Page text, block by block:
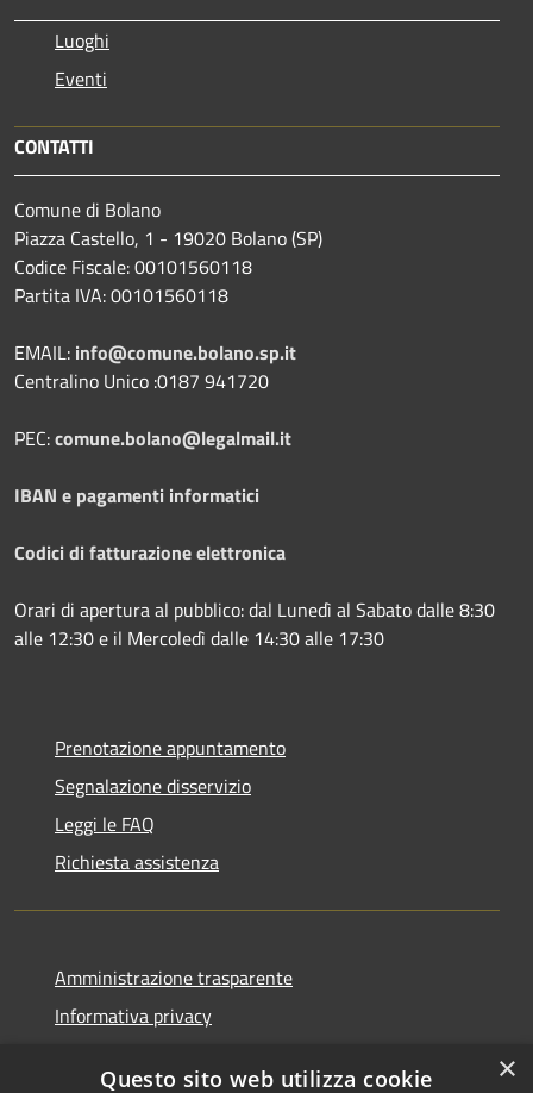
Luoghi
Eventi
CONTATTI
Comune di Bolano
Piazza Castello, 1 - 19020 Bolano (SP)
Codice Fiscale: 00101560118
Partita IVA: 00101560118
EMAIL: info@comune.bolano.sp.it
Centralino Unico :0187 941720
PEC:comune.bolano@legalmail.it
IBAN e pagamenti informatici
Codici di fatturazione elettronica
Orari di apertura al pubblico: dal Lunedì al Sabato dalle 8:30
alle 12:30 e il Mercoledì dalle 14:30 alle 17:30
Prenotazione appuntamento
Segnalazione disservizio
Leggi le FAQ
Richiesta assistenza
Amministrazione trasparente
Informativa privacy
×
Questo sito web utilizza cookie